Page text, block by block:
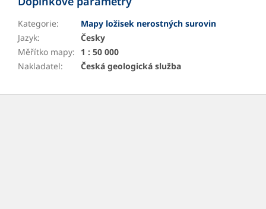
Kategorie:
Mapy ložisek nerostných surovin
Jazyk:
Česky
Měřítko mapy:
1 : 50 000
Nakladatel: Česká geologická služba
Z